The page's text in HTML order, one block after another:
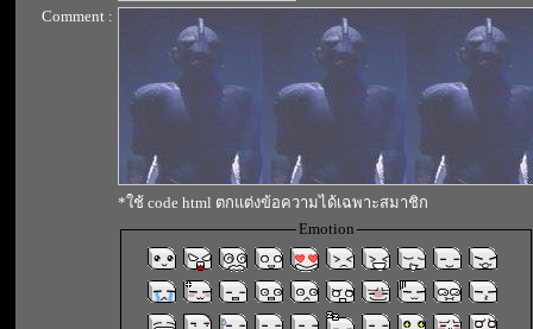
Comment :
*ใช้ code html ตกแต่งข้อความได้เฉพาะสมาชิก
Emotion